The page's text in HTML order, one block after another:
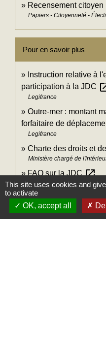
Recensement citoyen
Papiers - Citoyenneté -
Pour en savoir plus
Instruction relative à
participation à la JDC
Legifrance
Outre-mer : montant
forfaitaire de
Legifrance
Charte des droits et
Ministère chargé de
FAQ sur la JDCopen_in_new
Ministère chargé de la
Pour contacter le
Ministère chargé de la
This site uses cookies and
to activate
OK, accept all